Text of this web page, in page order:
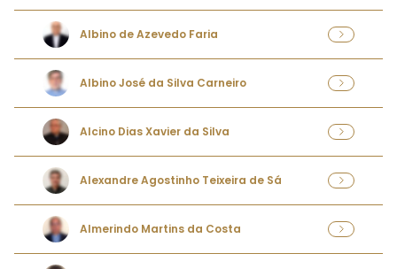
Albino de Azevedo Faria
Albino José da Silva Carneiro
Alcino Dias Xavier da Silva
Alexandre Agostinho Teixeira de Sá
Almerindo Martins da Costa